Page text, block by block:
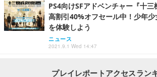
PS4向けSFアドベンチャー『十
高割引40%オフセール中！少年
を体験しよう
ニュース
2021.9.1 Wed 14:47
プレイレポートアクセスラン